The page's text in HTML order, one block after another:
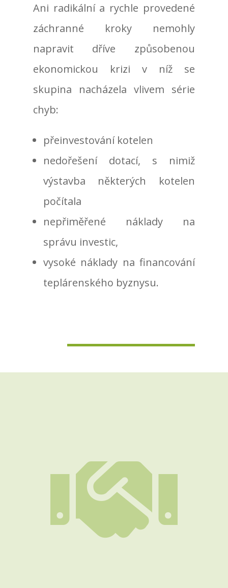
Ani radikální a rychle provedené
záchranné kroky nemohly
napravit dříve způsobenou
ekonomickou krizi v níž se
skupina nacházela vlivem série
chyb:
přeinvestování kotelen
nedořešení dotací, s nimiž
výstavba některých kotelen
počítala
nepřiměřené náklady na
správu investic,
vysoké náklady na financování
teplárenského byznysu.
